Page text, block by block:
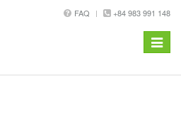
FAQ +84 983 991 148
Toggle